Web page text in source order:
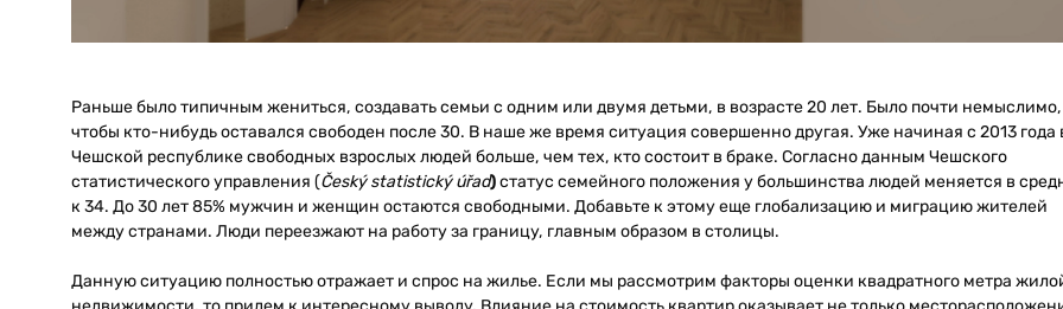
Раньше было типичным жениться, создавать семьи с одним или двумя детьми, в возрасте 20 лет. Было почти немыслимо,
чтобы кто-нибудь оставался свободен после 30. В наше же время ситуация совершенно другая. Уже начиная с 2013 года
Чешской республике свободных взрослых людей больше, чем тех, кто состоит в браке. Согласно данным Чешского
статистического управления (Český statistický úřad)статус семейного положения у большинства людей меняется в
к 34. До 30 лет 85% мужчин и женщин остаются свободными. Добавьте к этому еще глобализацию и миграцию жителей
между странами. Люди переезжают на работу за границу, главным образом в столицы.
Данную ситуацию полностью отражает и спрос на жилье. Если мы рассмотрим факторы оценки квадратного метра